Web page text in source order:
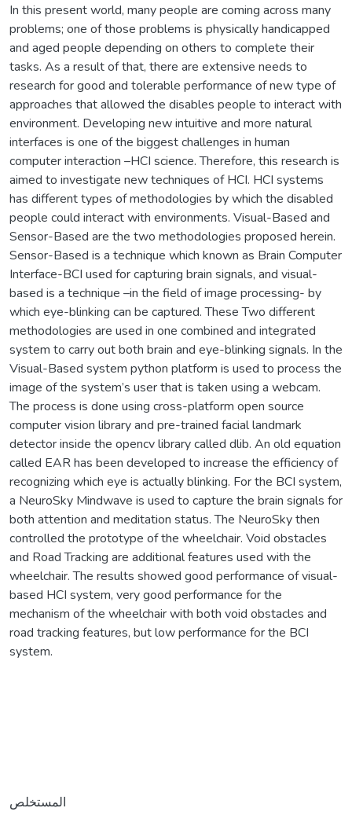
In this present world, many people are coming across many
problems; one of those problems is physically handicapped
and aged people depending on others to complete their
tasks. As a result of that, there are extensive needs to
research for good and tolerable performance of new type of
approaches that allowed the disables people to interact with
environment. Developing new intuitive and more natural
interfaces is one of the biggest challenges in human
computer interaction –HCI science. Therefore, this research is
aimed to investigate new techniques of HCI. HCI systems
has different types of methodologies by which the disabled
people could interact with environments. Visual-Based and
Sensor-Based are the two methodologies proposed herein.
Sensor-Based is a technique which known as Brain Computer
Interface-BCI used for capturing brain signals, and visual-
based is a technique –in the field of image processing- by
which eye-blinking can be captured. These Two different
methodologies are used in one combined and integrated
system to carry out both brain and eye-blinking signals. In the
Visual-Based system python platform is used to process the
image of the system’s user that is taken using a webcam.
The process is done using cross-platform open source
computer vision library and pre-trained facial landmark
detector inside the opencv library called dlib. An old equation
called EAR has been developed to increase the efficiency of
recognizing which eye is actually blinking. For the BCI system,
a NeuroSky Mindwave is used to capture the brain signals for
both attention and meditation status. The NeuroSky then
controlled the prototype of the wheelchair. Void obstacles
and Road Tracking are additional features used with the
wheelchair. The results showed good performance of visual-
based HCI system, very good performance for the
mechanism of the wheelchair with both void obstacles and
road tracking features, but low performance for the BCI
system.
المستخلص